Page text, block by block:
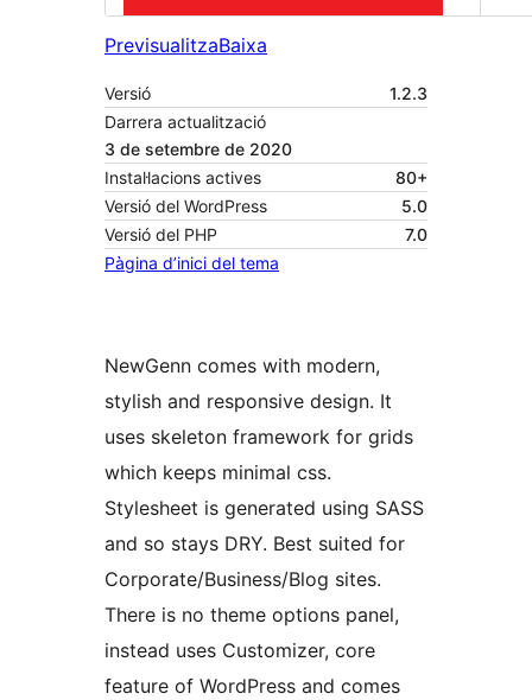
PrevisualitzaBaixa
Versió
1.2.3
Darrera actualització
3 de setembre de 2020
Instal·lacions actives
80+
Versió del WordPress
5.0
Versió del PHP
7.0
Pàgina d’inici del tema
NewGenn comes with modern,
stylish and responsive design. It
uses skeleton framework for grids
which keeps minimal css.
Stylesheet is generated using SASS
and so stays DRY. Best suited for
Corporate/Business/Blog sites.
There is no theme options panel,
instead uses Customizer, core
feature of WordPress and comes